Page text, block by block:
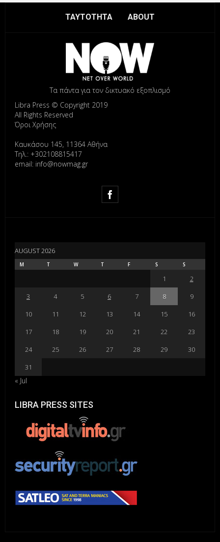
ΤΑΥΤΟΤΗΤΑ ABOUT
Τα πάντα για τον δικτυακό εξοπλισμό
Libra Press © Copyright 2019
All Rights Reserved
Όροι Χρήσης
Καυκάσου 145, 11364 Αθήνα
Τηλ.: +302108815417
email: info@nowmag.gr
AUGUST 2026
M T W T F S S
1
2
3
4 5 6 7 8
9
10
11 12 13 14 15
16
17
18 19 20 21 22
23
24
25 26 27 28 29
30
31
« Jul
LIBRA PRESS SITES